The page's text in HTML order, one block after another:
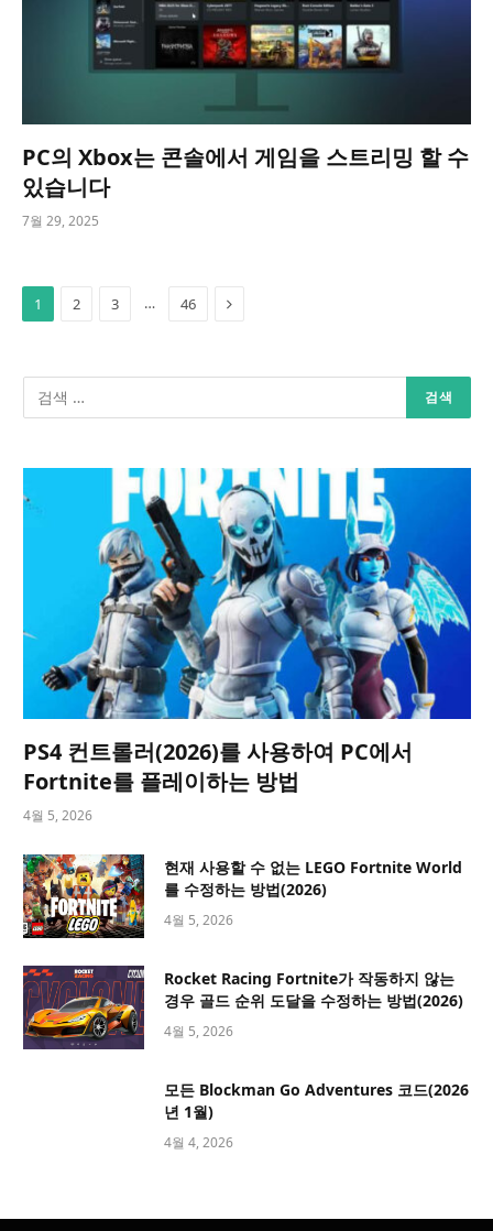
PC의 Xbox는 콘솔에서 게임을 스트리밍 할 수
있습니다
7월 29, 2025
1 2 3 … 46 Next
PS4 컨트롤러(2026)를 사용하여 PC에서
Fortnite를 플레이하는 방법
4월 5, 2026
현재 사용할 수 없는 LEGO Fortnite World
를 수정하는 방법(2026)
4월 5, 2026
Rocket Racing Fortnite가 작동하지 않는
경우 골드 순위 도달을 수정하는 방법(2026)
4월 5, 2026
모든 Blockman Go Adventures 코드(2026
년 1월)
4월 4, 2026